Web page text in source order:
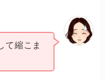
て縮こま